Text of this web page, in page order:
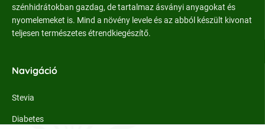
szénhidrátokban gazdag, de tartalmaz ásványi anyagokat és
nyomelemeket is. Mind a növény levele és az abból készült kivonat
teljesen természetes étrendkiegészítő.
Navigáció
Stevia
Diabetes